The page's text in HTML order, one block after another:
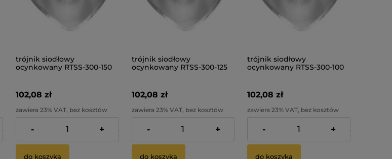
trójnik siodłowy
ocynkowany RTSS-300-150
102,08 zł
zawiera 23% VAT, bez kosztów
dostawy
Cena netto:
82,99 zł
- +
do koszyka
trójnik siodłowy
ocynkowany RTSS-300-125
102,08 zł
zawiera 23% VAT, bez kosztów
dostawy
Cena netto:
82,99 zł
- +
do koszyka
trójnik siodłowy
ocynkowany RTSS-300-100
102,08 zł
zawiera 23% VAT, bez kosztów
dostawy
Cena netto:
82,99 zł
- +
do koszyka